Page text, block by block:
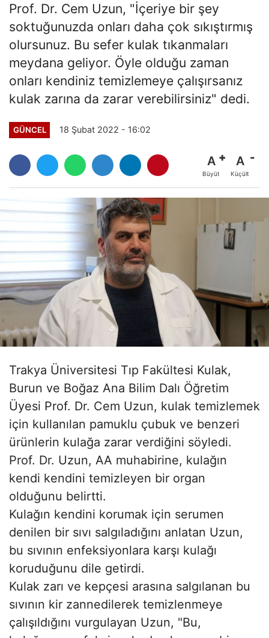
Prof. Dr. Cem Uzun, "İçeriye bir şey
soktuğunuzda onları daha çok sıkıştırmış
olursunuz. Bu sefer kulak tıkanmaları
meydana geliyor. Öyle olduğu zaman
onları kendiniz temizlemeye çalışırsanız
kulak zarına da zarar verebilirsiniz" dedi.
GÜNCEL 18 Şubat 2022 - 16:02
A
Büyüt
A
Küçült
Trakya Üniversitesi Tıp Fakültesi Kulak,
Burun ve Boğaz Ana Bilim Dalı Öğretim
Üyesi Prof. Dr. Cem Uzun, kulak temizlemek
için kullanılan pamuklu çubuk ve benzeri
ürünlerin kulağa zarar verdiğini söyledi.
Prof. Dr. Uzun, AA muhabirine, kulağın
kendi kendini temizleyen bir organ
olduğunu belirtti.
Kulağın kendini korumak için serumen
denilen bir sıvı salgıladığını anlatan Uzun,
bu sıvının enfeksiyonlara karşı kulağı
koruduğunu dile getirdi.
Kulak zarı ve kepçesi arasına salgılanan bu
sıvının kir zannedilerek temizlenmeye
çalışıldığını vurgulayan Uzun, "Bu,